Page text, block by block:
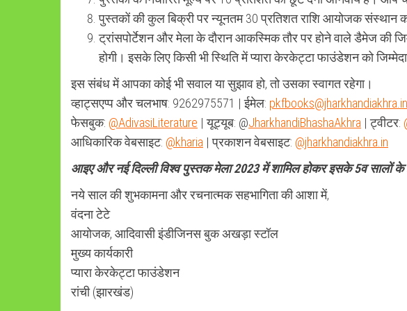
पुस्तकों की कुल बिक्री पर न्यूनतम 30 प्रतिशत राशि आयोजक संस्थान को
ट्रांसपोर्टेशन और मेला के दौरान आकस्मिक तौर पर होने वाले डैमेज की
होगी। इसके लिए किसी भी स्थिति में प्यारा केरकेट्टा फाउंडेशन को
इस संबंध में आपका कोई भी सवाल या सुझाव हो, तो उसका स्वागत रहेगा।
व्हाट्सएप्प और चलभाष: 9262975571 | ईमेल: pkfbooks@jharkhandiakhra.in
फेसबुक: @AdivasiLiterature | यूट्यूब: @JharkhandiBhashaAkhra | ट्वीटर:
आधिकारिक वेबसाइट: @kharia | प्रकाशन वेबसाइट: @jharkhandiakhra.in
आइए और नई दिल्ली विश्व पुस्तक मेला 2023 में शामिल होकर इसके 5व सालों
नये साल की शुभकामना और रचनात्मक सहभागिता की आशा में,
वंदना टेटे
आयोजक, आदिवासी इंडीजिनस बुक अखड़ा स्टॉल
मुख्य कार्यकारी
प्यारा केरकेट्टा फाउंडेशन
रांची (झारखंड)